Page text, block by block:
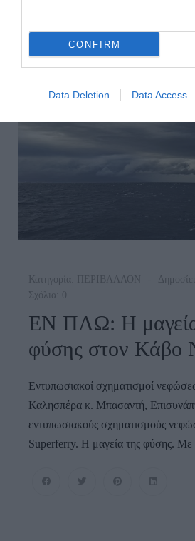
CONFIRM
Data Deletion Data Access
ΕΤΡΕΞΑΝ
ΤΑ
ΑΝΔΡΟ
Κατηγορία: ΠΕΡΙΒΑΛΛΟΝ
Σχόλια: 0
ΕΝ ΠΛΩ: Η
φύσης στον Κάβο
Εντυπωσιακοί σχηματισμοί
Καλησπέρα κ. Μπασαντή,
εντυπωσιακούς σχηματισμούς
Superferry. Η μαγεία της φύσης.